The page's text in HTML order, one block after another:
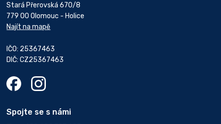
Stará Přerovská 670/8
779 00 Olomouc - Holice
Najít na mapě
IČO: 25367463
DIČ: CZ25367463
Spojte se s námi